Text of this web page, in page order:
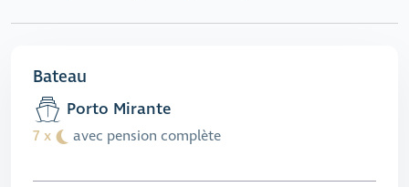
Bateau
Porto Mirante
7 x avec pension complète